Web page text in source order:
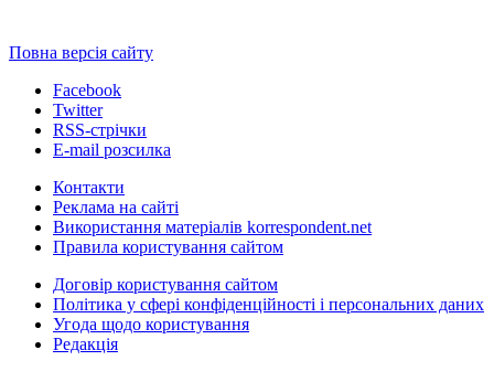
Повна версія сайту
Facebook
Twitter
RSS-стрічки
E-mail розсилка
Контакти
Реклама на сайті
Використання матеріалів korrespondent.net
Правила користування сайтом
Договір користування сайтом
Політика у сфері конфіденційності і персональних даних
Угода щодо користування
Редакція